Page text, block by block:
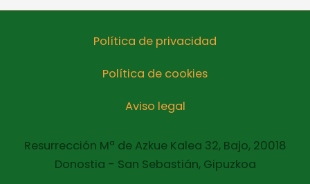
Política de privacidad
Política de cookies
Aviso legal
Resurrección Mª de Azkue Kalea 32, Bajo, 20018
Donostia - San Sebastián, Gipuzkoa